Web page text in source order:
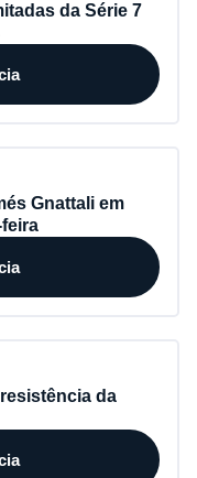
da Série 7
Gnattali em
da